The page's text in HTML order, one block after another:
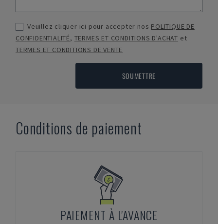
Veuillez cliquer ici pour accepter nos POLITIQUE DE
CONFIDENTIALITÉ, TERMES ET CONDITIONS D'ACHAT et
TERMES ET CONDITIONS DE VENTE
SOUMETTRE
Conditions de paiement
PAIEMENT À L'AVANCE